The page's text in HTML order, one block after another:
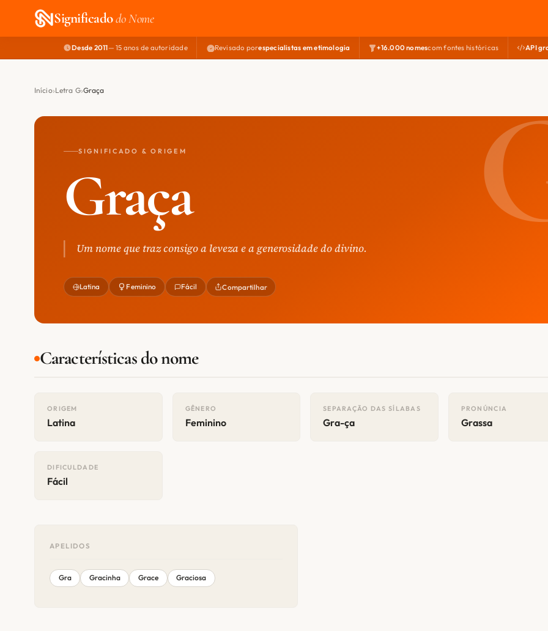
Significadodo Nome
Desde 2011— 15 anos de autoridade Revisado porespecialistas em etimologia +16.000 nomescom fontes históricas API
Início Letra G Graça
SIGNIFICADO & ORIGEM
Graça
Um nome que traz consigo a leveza e a generosidade do divino.
Latina Feminino Fácil Compartilhar
Características do nome
ORIGEM
Latina
GÊNERO
Feminino
SEPARAÇÃO DAS SÍLABAS
Gra-ça
PRONÚNCIA
Grassa
DIFICULDADE
Fácil
APELIDOS
Gra Gracinha Grace Graciosa